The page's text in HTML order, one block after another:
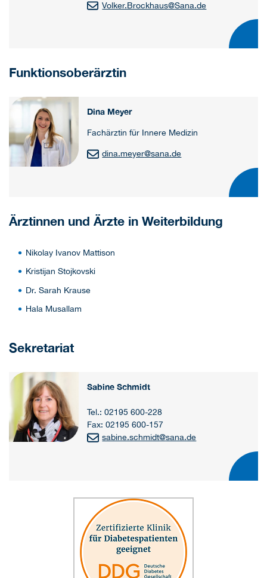
Volker.Brockhaus@Sana.de
Funktionsoberärztin
Dina Meyer
Fachärztin für Innere Medizin
dina.meyer@sana.de
Ärztinnen und Ärzte in Weiterbildung
Nikolay Ivanov Mattison
Kristijan Stojkovski
Dr. Sarah Krause
Hala Musallam
Sekretariat
Sabine Schmidt
Tel.: 02195 600-228
Fax: 02195 600-157
sabine.schmidt@sana.de